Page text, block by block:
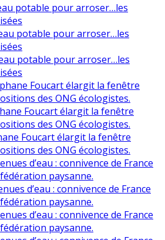
potable pour arroser…les
potable pour arroser…les
potable pour arroser…les
Foucart élargit la fenêtre
des ONG écologistes.
Foucart élargit la fenêtre
des ONG écologistes.
Foucart élargit la fenêtre
des ONG écologistes.
d’eau : connivence de France
paysanne.
d’eau : connivence de France
paysanne.
d’eau : connivence de France
paysanne.